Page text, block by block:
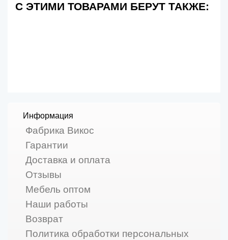
С ЭТИМИ ТОВАРАМИ БЕРУТ ТАКЖЕ:
Информация
Фабрика Викос
Гарантии
Доставка и оплата
Отзывы
Мебель оптом
Наши работы
Возврат
Политика обработки персональных